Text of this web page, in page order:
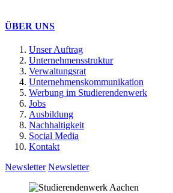
ÜBER UNS
Unser Auftrag
Unternehmensstruktur
Verwaltungsrat
Unternehmenskommunikation
Werbung im Studierendenwerk
Jobs
Ausbildung
Nachhaltigkeit
Social Media
Kontakt
Newsletter Newsletter